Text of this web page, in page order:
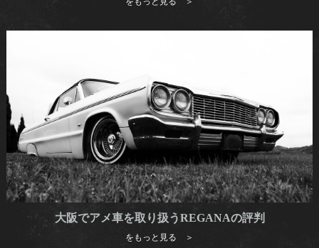
大阪でアメ車を取り扱うREGANAの評判
をもっと見る ＞